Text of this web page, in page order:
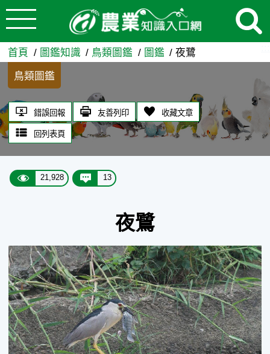
跳到主要內容
夜鷺 - 農業知識入口網
首頁 圖鑑知識 鳥類圖鑑 圖鑑 夜鷺
鳥類圖鑑
錯誤回報 友善列印 收藏文章
回列表頁
21,928 13
夜鷺